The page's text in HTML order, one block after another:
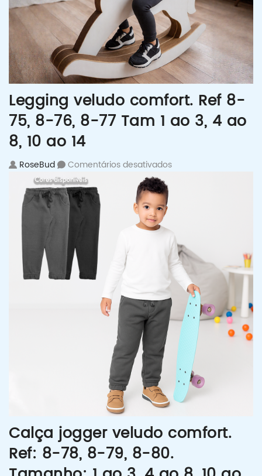
Legging veludo comfort. Ref 8-
75, 8-76, 8-77 Tam 1 ao 3, 4 ao
8, 10 ao 14
RoseBud Comentários desativadosem Legging veludo
Calça jogger veludo comfort.
Ref: 8-78, 8-79, 8-80.